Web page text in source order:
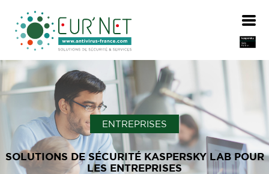
ENTREPRISES
SOLUTIONS DE SÉCURITÉ KASPERSKY LAB POUR
LES ENTREPRISES